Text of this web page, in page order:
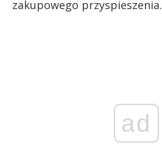
zakupowego przyspieszenia.
ad